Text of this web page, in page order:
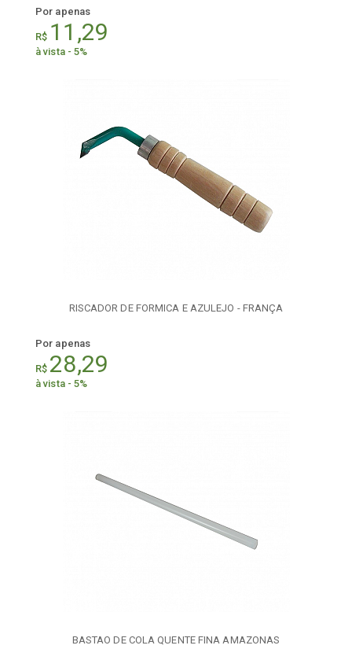
Por apenas
R$ 11,29
à vista - 5%
RISCADOR DE FORMICA E AZULEJO - FRANÇA
Por apenas
R$ 28,29
à vista - 5%
BASTAO DE COLA QUENTE FINA AMAZONAS